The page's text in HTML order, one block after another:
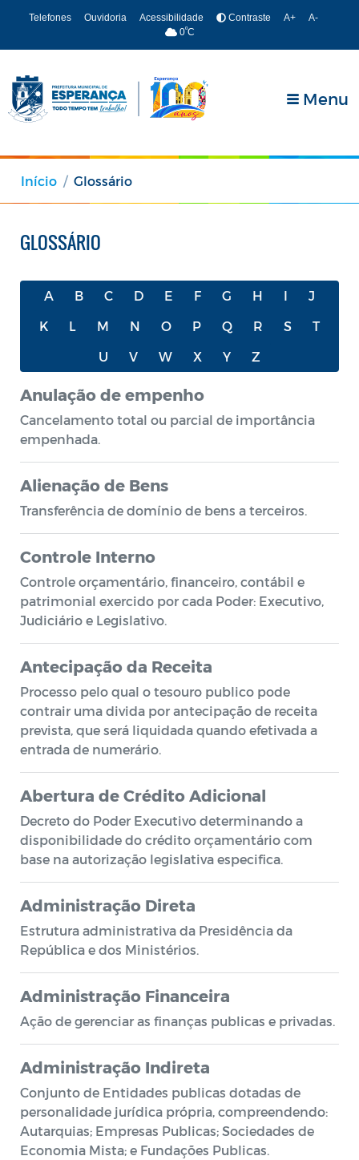
Telefones Ouvidoria Acessibilidade Contraste A+
A-
0ºC
Menu
Início Glossário
GLOSSÁRIO
A B C D E F G H I
J
K
L M N O P Q R S
T
U
V W X Y Z
Anulação de empenho
Cancelamento total ou parcial de importância
empenhada.
Alienação de Bens
Transferência de domínio de bens a terceiros.
Controle Interno
Controle orçamentário, financeiro, contábil e
patrimonial exercido por cada Poder: Executivo,
Judiciário e Legislativo.
Antecipação da Receita
Processo pelo qual o tesouro publico pode
contrair uma divida por antecipação de receita
prevista, que será liquidada quando efetivada a
entrada de numerário.
Abertura de Crédito Adicional
Decreto do Poder Executivo determinando a
disponibilidade do crédito orçamentário com
base na autorização legislativa especifica.
Administração Direta
Estrutura administrativa da Presidência da
República e dos Ministérios.
Administração Financeira
Ação de gerenciar as finanças publicas e privadas.
Administração Indireta
Conjunto de Entidades publicas dotadas de
personalidade jurídica própria, compreendendo:
Autarquias; Empresas Publicas; Sociedades de
Economia Mista; e Fundações Publicas.